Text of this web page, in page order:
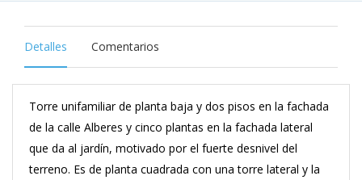
Detalles Comentarios
Torre unifamiliar de planta baja y dos pisos en la fachada
de la calle Alberes y cinco plantas en la fachada lateral
que da al jardín, motivado por el fuerte desnivel del
terreno. Es de planta cuadrada con una torre lateral y la